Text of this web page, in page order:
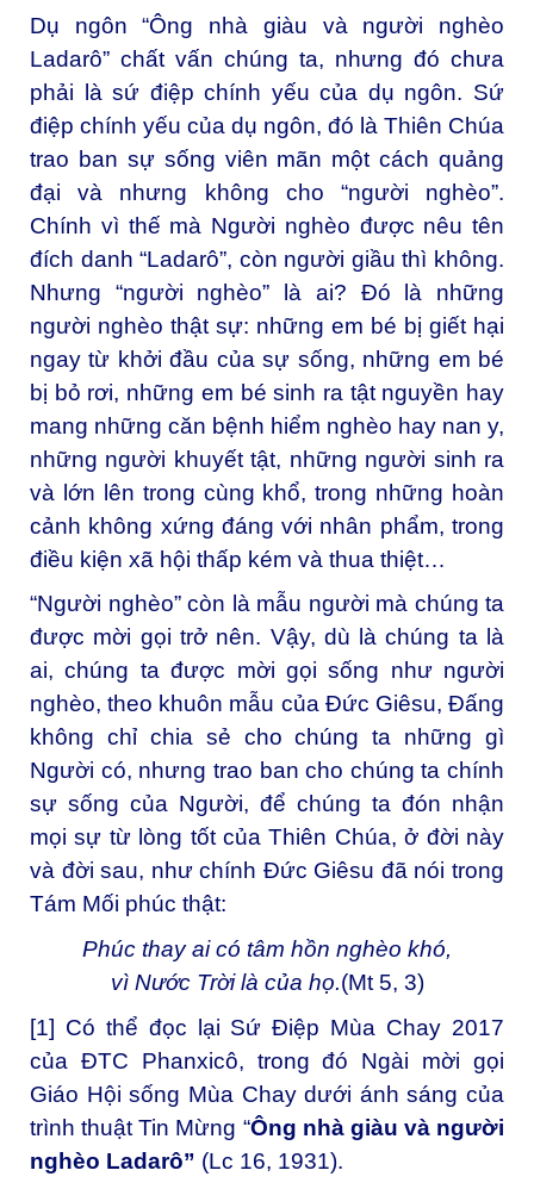
Dụ ngôn “Ông nhà giàu và người nghèo
Ladarô” chất vấn chúng ta, nhưng đó chưa
phải là sứ điệp chính yếu của dụ ngôn. Sứ
điệp chính yếu của dụ ngôn, đó là Thiên Chúa
trao ban sự sống viên mãn một cách quảng
đại và nhưng không cho “người nghèo”.
Chính vì thế mà Người nghèo được nêu tên
đích danh “Ladarô”, còn người giầu thì không.
Nhưng “người nghèo” là ai? Đó là những
người nghèo thật sự: những em bé bị giết hại
ngay từ khởi đầu của sự sống, những em bé
bị bỏ rơi, những em bé sinh ra tật nguyền hay
mang những căn bệnh hiểm nghèo hay nan y,
những người khuyết tật, những người sinh ra
và lớn lên trong cùng khổ, trong những hoàn
cảnh không xứng đáng với nhân phẩm, trong
điều kiện xã hội thấp kém và thua thiệt…
“Người nghèo” còn là mẫu người mà chúng ta
được mời gọi trở nên. Vậy, dù là chúng ta là
ai, chúng ta được mời gọi sống như người
nghèo, theo khuôn mẫu của Đức Giêsu, Đấng
không chỉ chia sẻ cho chúng ta những gì
Người có, nhưng trao ban cho chúng ta chính
sự sống của Người, để chúng ta đón nhận
mọi sự từ lòng tốt của Thiên Chúa, ở đời này
và đời sau, như chính Đức Giêsu đã nói trong
Tám Mối phúc thật:
Phúc thay ai có tâm hồn nghèo khó,
vì Nước Trời là của họ.(Mt 5, 3)
[1] Có thể đọc lại Sứ Điệp Mùa Chay 2017
của ĐTC Phanxicô, trong đó Ngài mời gọi
Giáo Hội sống Mùa Chay dưới ánh sáng của
trình thuật Tin Mừng “Ông nhà giàu và người
nghèo Ladarô” (Lc 16, 1931).